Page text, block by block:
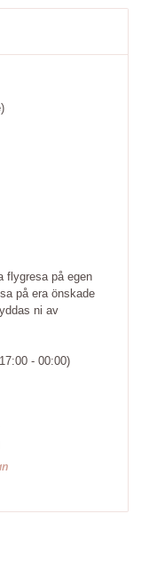
flygresa på egen
på era önskade
ni av
- 00:00)